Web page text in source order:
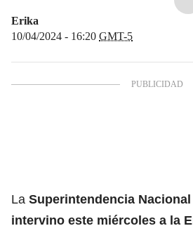
Erika
10/04/2024 - 16:20 GMT-5
La Superintendencia
intervino este miércoles a la